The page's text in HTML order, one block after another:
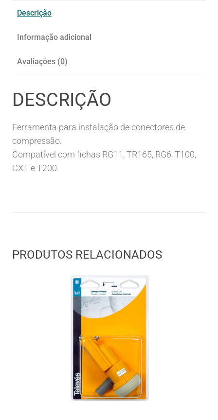
Descrição
Informação adicional
Avaliações (0)
DESCRIÇÃO
Ferramenta para instalação de conectores de
compressão.
Compatível com fichas RG11, TR165, RG6, T100,
CXT e T200.
PRODUTOS RELACIONADOS